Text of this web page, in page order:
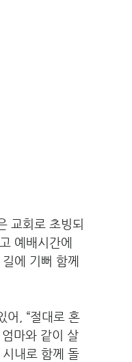
교회로 초빙되
예배시간에
에 기뻐 함께
어, “절대로 혼
마와 같이 살
내로 함께 돌